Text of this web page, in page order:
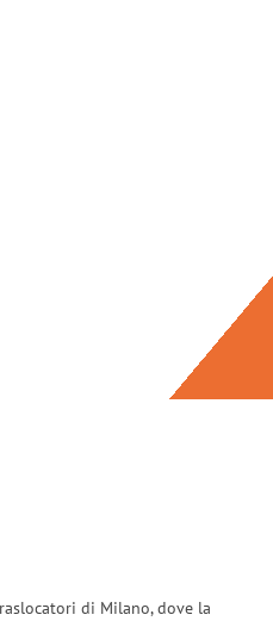
di Milano, dove la